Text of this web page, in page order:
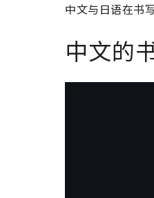
中文与日语在书
中文的